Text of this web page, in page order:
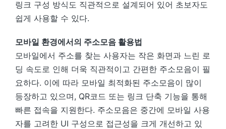
링크 구성 방식도 직관적으로 설계되어 있어 초보자도
쉽게 사용할 수 있다.
모바일 환경에서의 주소모음 활용법
모바일에서 주소를 찾는 사용자는 작은 화면과 느린 로
딩 속도로 인해 더욱 직관적이고 간편한 주소모음이 필
요하다. 이에 따라 모바일 최적화된 주소모음이 많이
등장하고 있으며, QR코드 또는 링크 단축 기능을 통해
빠른 접속을 지원한다. 주소모음은 중간에 모바일 사용
자를 고려한 UI 구성으로 접근성을 크게 개선하고 있